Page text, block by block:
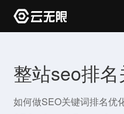
整站seo排名
如何做SEO关键词排名优